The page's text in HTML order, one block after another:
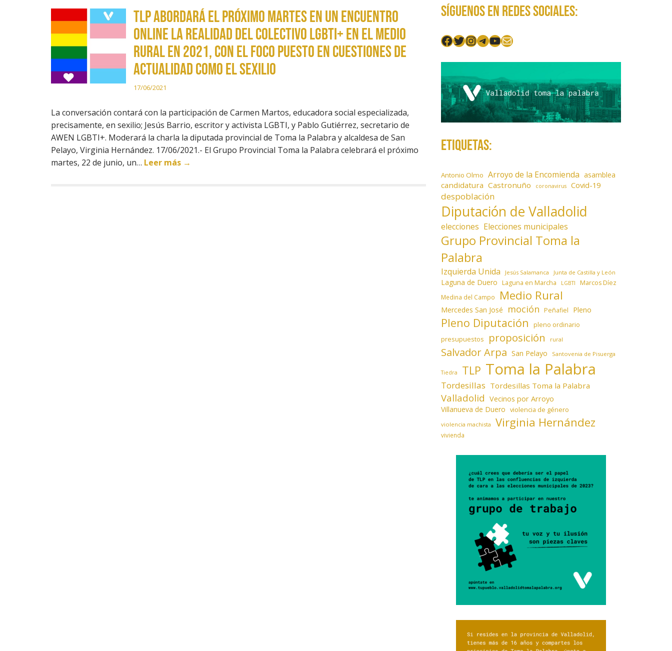
TLP abordará el próximo martes en un encuentro
online la realidad del colectivo LGBTI+ en el medio
rural en 2021, con el foco puesto en cuestiones de
actualidad como el sexilio
17/06/2021
La conversación contará con la participación de Carmen Martos, educadora social especializada,
precisamente, en sexilio; Jesús Barrio, escritor y activista LGBTI, y Pablo Gutiérrez, secretario de
AWEN LGBTI+. Moderará la charla la diputada provincial de Toma la Palabra y alcaldesa de San
Pelayo, Virginia Hernández. 17/06/2021.- El Grupo Provincial Toma la Palabra celebrará el próximo
martes, 22 de junio, un… Leer más →
Síguenos en redes sociales:
Facebook
Twitter
Instagram
Telegram
YouTube
Mail
Etiquetas:
Antonio Olmo Arroyo de la Encomienda asamblea
candidatura Castronuño coronavirus Covid-19
despoblación
Diputación de Valladolid
elecciones Elecciones municipales
Grupo Provincial Toma la
Palabra
Izquierda Unida Jesús Salamanca Junta de Castilla y León
Laguna de Duero Laguna en Marcha LGBTI Marcos Díez
Medina del Campo Medio Rural
Mercedes San José moción Peñafiel Pleno
Pleno Diputación pleno ordinario
presupuestos proposición rural
Salvador Arpa San Pelayo Santovenia de Pisuerga
Tiedra TLP Toma la Palabra
Tordesillas Tordesillas Toma la Palabra
Valladolid Vecinos por Arroyo
Villanueva de Duero violencia de género
violencia machista Virginia Hernández
vivienda